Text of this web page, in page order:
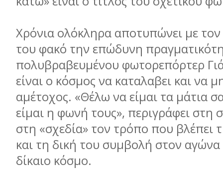
Χρόνια ολόκληρα αποτυπώνει με
του φακό την επώδυνη
πολυβραβευμένου φωτορεπόρτερ
είναι ο κόσμος να καταλαβει και να
αμέτοχος. «Θέλω να είμαι τα μάτια
είμαι η φωνή τους», περιγράφει στη
στη «σχεδία» τον τρόπο που βλέπει
και τη δική του συμβολή στον αγώνα
δίκαιο κόσμο.